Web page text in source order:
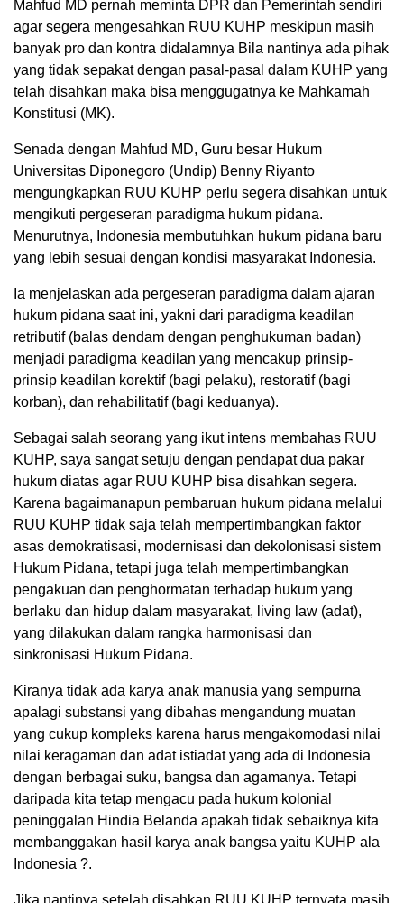
Mahfud MD pernah meminta DPR dan Pemerintah sendiri
agar segera mengesahkan RUU KUHP meskipun masih
banyak pro dan kontra didalamnya Bila nantinya ada pihak
yang tidak sepakat dengan pasal-pasal dalam KUHP yang
telah disahkan maka bisa menggugatnya ke Mahkamah
Konstitusi (MK).
Senada dengan Mahfud MD, Guru besar Hukum
Universitas Diponegoro (Undip) Benny Riyanto
mengungkapkan RUU KUHP perlu segera disahkan untuk
mengikuti pergeseran paradigma hukum pidana.
Menurutnya, Indonesia membutuhkan hukum pidana baru
yang lebih sesuai dengan kondisi masyarakat Indonesia.
Ia menjelaskan ada pergeseran paradigma dalam ajaran
hukum pidana saat ini, yakni dari paradigma keadilan
retributif (balas dendam dengan penghukuman badan)
menjadi paradigma keadilan yang mencakup prinsip-
prinsip keadilan korektif (bagi pelaku), restoratif (bagi
korban), dan rehabilitatif (bagi keduanya).
Sebagai salah seorang yang ikut intens membahas RUU
KUHP, saya sangat setuju dengan pendapat dua pakar
hukum diatas agar RUU KUHP bisa disahkan segera.
Karena bagaimanapun pembaruan hukum pidana melalui
RUU KUHP tidak saja telah mempertimbangkan faktor
asas demokratisasi, modernisasi dan dekolonisasi sistem
Hukum Pidana, tetapi juga telah mempertimbangkan
pengakuan dan penghormatan terhadap hukum yang
berlaku dan hidup dalam masyarakat, living law (adat),
yang dilakukan dalam rangka harmonisasi dan
sinkronisasi Hukum Pidana.
Kiranya tidak ada karya anak manusia yang sempurna
apalagi substansi yang dibahas mengandung muatan
yang cukup kompleks karena harus mengakomodasi nilai
nilai keragaman dan adat istiadat yang ada di Indonesia
dengan berbagai suku, bangsa dan agamanya. Tetapi
daripada kita tetap mengacu pada hukum kolonial
peninggalan Hindia Belanda apakah tidak sebaiknya kita
membanggakan hasil karya anak bangsa yaitu KUHP ala
Indonesia ?.
Jika nantinya setelah disahkan RUU KUHP ternyata masih